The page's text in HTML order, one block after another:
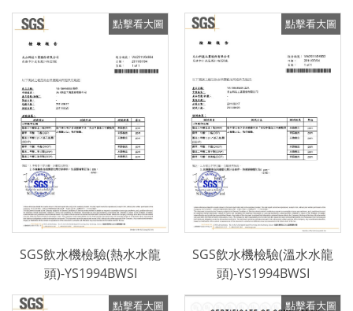
SGS飲水機檢驗(熱水水龍
頭)-YS1994BWSI
SGS飲水機檢驗(溫水水龍
頭)-YS1994BWSI